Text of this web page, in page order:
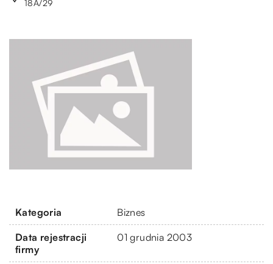
18A/29
Kategoria Biznes
Data rejestracji
firmy
01 grudnia 2003